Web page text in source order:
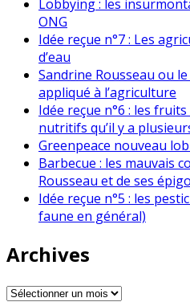
Lobbying : les
ONG
Idée reçue n°7 : Les
d’eau
Sandrine Rousseau ou
appliqué à l’agriculture
Idée reçue n°6 : les
nutritifs qu’il y a
Greenpeace nouveau
Barbecue : les mauvais
Rousseau et de ses
Idée reçue n°5 : les
faune en général)
Archives
Archives